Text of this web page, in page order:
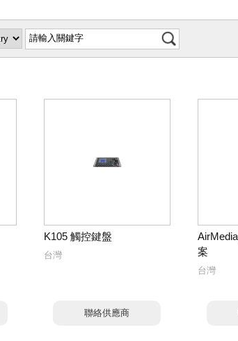
K105 觸控鍵盤
台灣
聯絡供應商
案
台灣